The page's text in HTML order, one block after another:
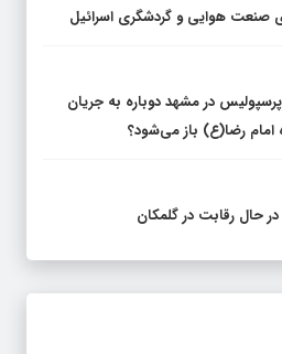
صنعت هوایی و گردشگری اسرائیل
پرسپولیس در مشهد دوباره به جریان
امام رضا(ع) باز می‌شود؟